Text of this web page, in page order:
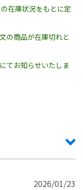
在庫状況をもとに定
の商品が在庫切れと
てお知らせいたしま
2026/01/23